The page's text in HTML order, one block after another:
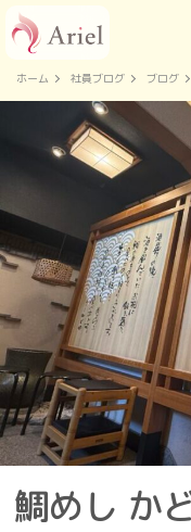
ホーム 社員ブログ ブログ
鯛めし か